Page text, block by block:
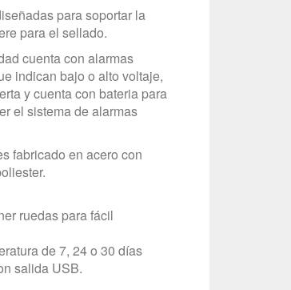
para soportar la
para el sellado.
cuenta con alarmas
indican bajo o alto voltaje,
y cuenta con bateria para
el sistema de alarmas
fabricado en acero con
ruedas para fácil
de 7, 24 o 30 días
salida USB.